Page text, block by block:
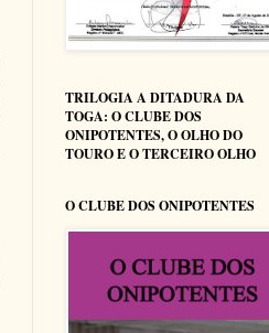
TRILOGIA A DITADURA DA
TOGA: O CLUBE DOS
ONIPOTENTES, O OLHO DO
TOURO E O TERCEIRO OLHO
O CLUBE DOS ONIPOTENTES